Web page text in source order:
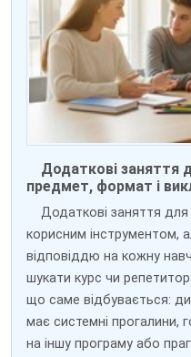
Додаткові заняття
предмет, формат і
Додаткові заняття
корисним інструментом,
відповіддю на кожну
шукати курс чи
що саме відбувається:
має системні прогалини,
на іншу програму або